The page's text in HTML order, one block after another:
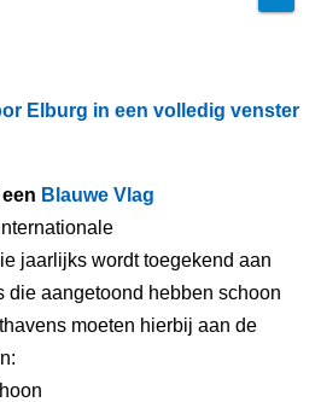
Elburg in een volledig venster
Blauwe Vlag
jaarlijks wordt toegekend aan
die aangetoond hebben schoon
moeten hierbij aan de